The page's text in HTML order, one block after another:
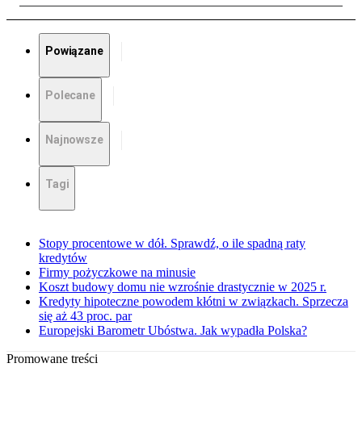
Powiązane
Polecane
Najnowsze
Tagi
Stopy procentowe w dół. Sprawdź, o ile spadną raty
kredytów
Firmy pożyczkowe na minusie
Koszt budowy domu nie wzrośnie drastycznie w 2025 r.
Kredyty hipoteczne powodem kłótni w związkach. Sprzecza
się aż 43 proc. par
Europejski Barometr Ubóstwa. Jak wypadła Polska?
Promowane treści